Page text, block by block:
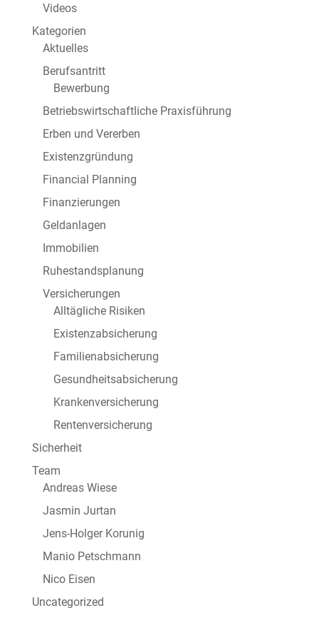
Videos
Kategorien
Aktuelles
Berufsantritt
Bewerbung
Betriebswirtschaftliche Praxisführung
Erben und Vererben
Existenzgründung
Financial Planning
Finanzierungen
Geldanlagen
Immobilien
Ruhestandsplanung
Versicherungen
Alltägliche Risiken
Existenzabsicherung
Familienabsicherung
Gesundheitsabsicherung
Krankenversicherung
Rentenversicherung
Sicherheit
Team
Andreas Wiese
Jasmin Jurtan
Jens-Holger Korunig
Manio Petschmann
Nico Eisen
Uncategorized